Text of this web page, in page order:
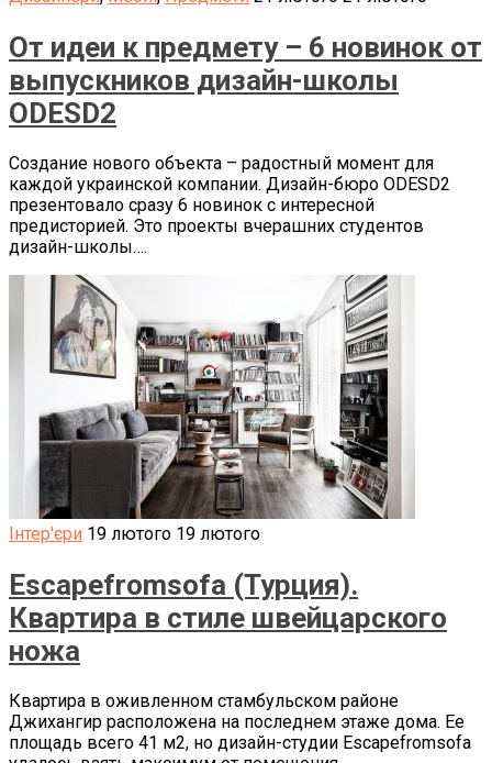
От идеи к предмету – 6 новинок от
выпускников дизайн-школы
ODESD2
Создание нового объекта – радостный момент для
каждой украинской компании. Дизайн-бюро ODESD2
презентовало сразу 6 новинок с интересной
предисторией. Это проекты вчерашних студентов
дизайн-школы….
Інтер'єри 19 лютого 19 лютого
Escapefromsofa (Турция).
Квартира в стиле швейцарского
ножа
Квартира в оживленном стамбульском районе
Джихангир расположена на последнем этаже дома. Ее
площадь всего 41 м2, но дизайн-студии Escapefromsofa